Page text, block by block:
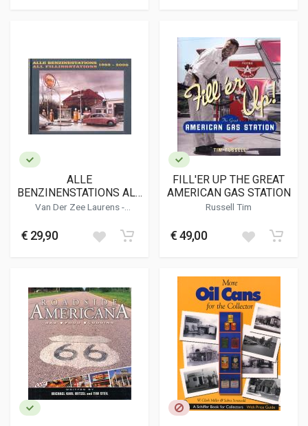
ALLE
BENZINENSTATIONS ALL
FILLINGSTATIONS 1988-
Van Der Zee Laurens -
€ 29,90
FILL'ER UP THE GREAT
AMERICAN GAS STATION
Russell Tim
€ 49,00